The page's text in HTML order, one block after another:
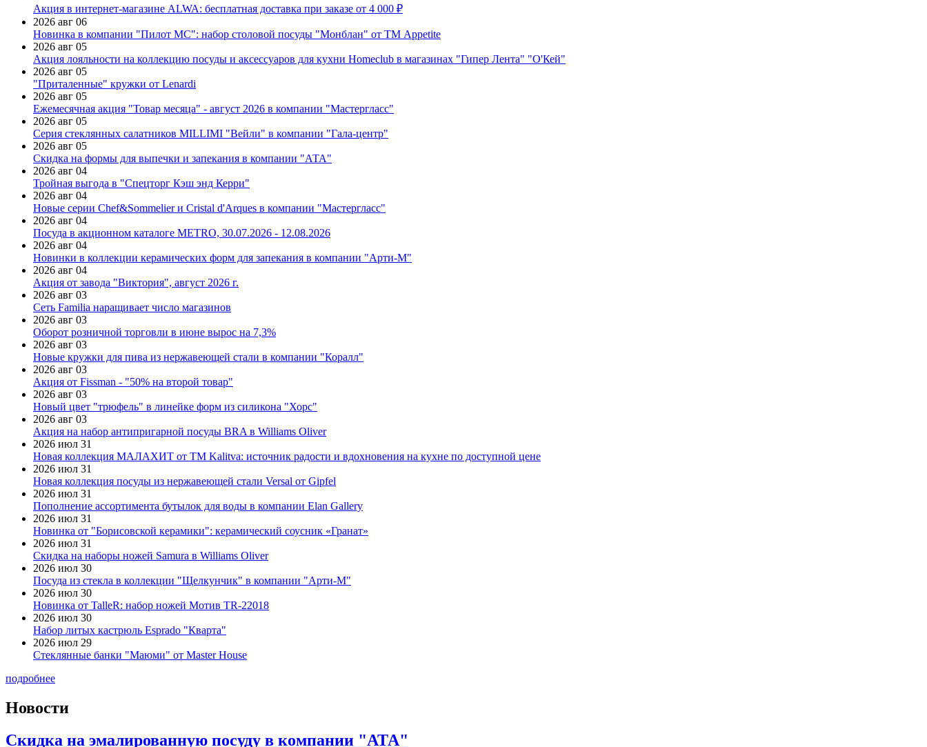
Акция в интернет-магазине ALWA: бесплатная доставка при заказе от 4 000 ₽
2026 авг 06
Новинка в компании "Пилот МС": набор столовой посуды "Монблан" от ТМ Appetite
2026 авг 05
Акция лояльности на коллекцию посуды и аксессуаров для кухни Homeclub в магазинах "Гипер Лента" "О'Кей"
2026 авг 05
"Приталенные" кружки от Lenardi
2026 авг 05
Ежемесячная акция "Товар месяца" - август 2026 в компании "Мастергласс"
2026 авг 05
Серия стеклянных салатников MILLIMI "Вейли" в компании "Гала-центр"
2026 авг 05
Скидка на формы для выпечки и запекания в компании "АТА"
2026 авг 04
Тройная выгода в "Спецторг Кэш энд Керри"
2026 авг 04
Новые серии Chef&Sommelier и Cristal d'Arques в компании "Мастергласс"
2026 авг 04
Посуда в акционном каталоге METRO, 30.07.2026 - 12.08.2026
2026 авг 04
Новинки в коллекции керамических форм для запекания в компании "Арти-М"
2026 авг 04
Акция от завода "Виктория", август 2026 г.
2026 авг 03
Сеть Familia наращивает число магазинов
2026 авг 03
Оборот розничной торговли в июне вырос на 7,3%
2026 авг 03
Новые кружки для пива из нержавеющей стали в компании "Коралл"
2026 авг 03
Акция от Fissman - "50% на второй товар"
2026 авг 03
Новый цвет "трюфель" в линейке форм из силикона "Хорс"
2026 авг 03
Акция на набор антипригарной посуды BRA в Williams Oliver
2026 июл 31
Новая коллекция МАЛАХИТ от ТМ Kalitva: источник радости и вдохновения на кухне по доступной цене
2026 июл 31
Новая коллекция посуды из нержавеющей стали Versal от Gipfel
2026 июл 31
Пополнение ассортимента бутылок для воды в компании Elan Gallery
2026 июл 31
Новинка от "Борисовской керамики": керамический соусник «Гранат»
2026 июл 31
Скидка на наборы ножей Samura в Williams Oliver
2026 июл 30
Посуда из стекла в коллекции "Щелкунчик" в компании "Арти-М"
2026 июл 30
Новинка от TalleR: набор ножей Мотив TR-22018
2026 июл 30
Набор литых кастрюль Esprado "Кварта"
2026 июл 29
Стеклянные банки "Маюми" от Master House
подробнее
Новости
Скидка на эмалированную посуду в компании "АТА"